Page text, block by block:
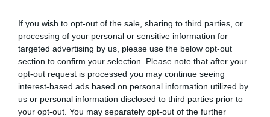
If you wish to opt-out of the sale, sharing to third parties, or
processing of your personal or sensitive information for
targeted advertising by us, please use the below opt-out
section to confirm your selection. Please note that after your
opt-out request is processed you may continue seeing
interest-based ads based on personal information utilized by
us or personal information disclosed to third parties prior to
your opt-out. You may separately opt-out of the further
μοναδικό ζευγάρι από την Ευρώπη, που
συνεχίζει στο αγώνισμα, αναμετριέται με τους
Βονγκ Τσου Τινγκ/Ντου Χόι Κεμ από το Χονγκ
Κονγκ.